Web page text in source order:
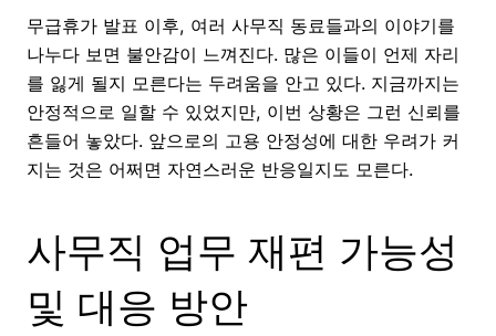
무급휴가 발표 이후, 여러 사무직 동료들과의 이야기를
나누다 보면 불안감이 느껴진다. 많은 이들이 언제 자리
를 잃게 될지 모른다는 두려움을 안고 있다. 지금까지는
안정적으로 일할 수 있었지만, 이번 상황은 그런 신뢰를
흔들어 놓았다. 앞으로의 고용 안정성에 대한 우려가 커
지는 것은 어쩌면 자연스러운 반응일지도 모른다.
사무직 업무 재편 가능성
및 대응 방안